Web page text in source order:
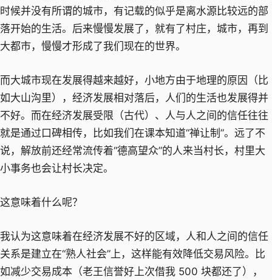
时候并没有所谓的城市，有记载的似乎是离水源比较远的部
落开始的生活。后来慢慢发展了，就有了村庄，城市，再到
大都市，慢慢才形成了我们现在的世界。
而大城市现在发展得越来越好，小地方由于地理的原因（比
如大山沟里），经济发展相对落后，人们的生活也发展得并
不好。而在经济发展受限（古代）、人与人之间的信任往往
就是通过口碑相传，比如我们在课本知道“禅让制”。远了不
说，解放前还经常流传着“德高望众”的人来当村长，村里大
小事务也会让村长决定。
这意味着什么呢？
我认为这意味着在经济发展不好的区域，人和人之间的信任
关系是建立在“熟人社会”上，这样能有效降低交易风险。比
如减少交易成本（老王信誉好上次借我 500 块都还了），